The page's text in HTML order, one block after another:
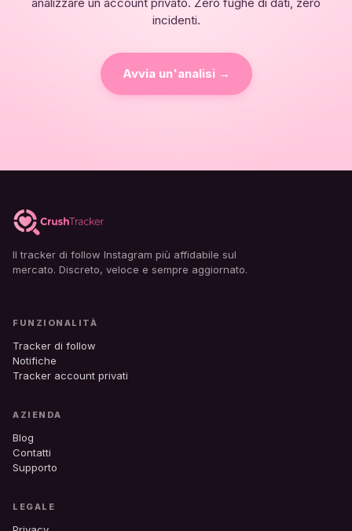
incidenti.
Avvia un'analisi →
Il tracker di follow Instagram più affidabile sul
mercato. Discreto, veloce e sempre aggiornato.
FUNZIONALITÀ
Tracker di follow
Notifiche
Tracker account privati
AZIENDA
Blog
Contatti
Supporto
LEGALE